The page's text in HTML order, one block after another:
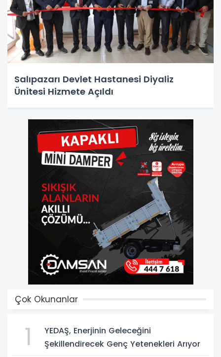
Salıpazarı Devlet Hastanesi Diyaliz
Ünitesi Hizmete Açıldı
Çok Okunanlar
1
YEDAŞ, Enerjinin Geleceğini
Şekillendirecek Genç Yetenekleri Arıyor